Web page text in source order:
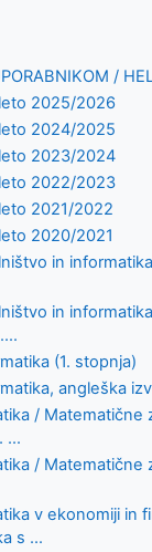
/
2025/2026
2024/2025
2023/2024
2022/2023
2021/2022
2020/2021
in
in
(1. stopnja)
angleška
/ Matematične
...
/ Matematične
v ekonomiji in
s ...